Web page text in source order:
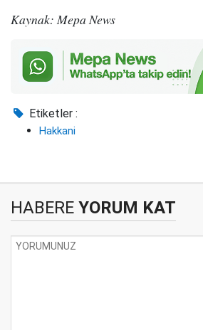
Kaynak: Mepa News
Etiketler :
Hakkani
HABERE YORUM KAT